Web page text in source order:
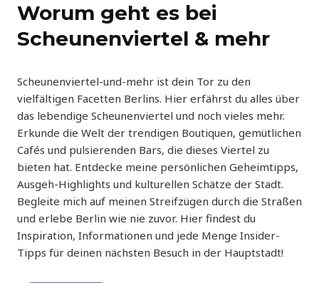
Worum geht es bei
Scheunenviertel & mehr
Scheunenviertel-und-mehr ist dein Tor zu den
vielfältigen Facetten Berlins. Hier erfährst du alles über
das lebendige Scheunenviertel und noch vieles mehr.
Erkunde die Welt der trendigen Boutiquen, gemütlichen
Cafés und pulsierenden Bars, die dieses Viertel zu
bieten hat. Entdecke meine persönlichen Geheimtipps,
Ausgeh-Highlights und kulturellen Schätze der Stadt.
Begleite mich auf meinen Streifzügen durch die Straßen
und erlebe Berlin wie nie zuvor. Hier findest du
Inspiration, Informationen und jede Menge Insider-
Tipps für deinen nächsten Besuch in der Hauptstadt!